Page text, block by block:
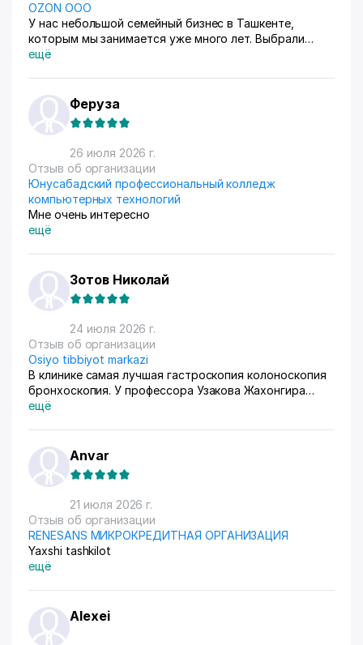
OZON ООО
У нас небольшой семейный бизнес в Ташкенте,
которым мы занимается уже много лет. Выбрали
схему ФБС, для нашего Узбекистана это пока
приема. Покупатели из рахных стран берут, из
России особенно много, узбекский хлопок там
любят) За продажами следим через приложение, оно
очень помогает все контролировать, да и удобное
само по себе
ещё
Феруза
26 июля 2026 г.
Отзыв об организации
Юнусабадский профессиональный колледж
компьютерных технологий
Мне очень интересно
ещё
Зотов Николай
24 июля 2026 г.
Отзыв об организации
Osiyo tibbiyot markazi
В клинике самая лучшая гастроскопия колоноскопия
бронхоскопия. У профессора Узакова Жахонгира
Низамовича.
ещё
Anvar
21 июля 2026 г.
Отзыв об организации
RENESANS МИКРОКРЕДИТНАЯ ОРГАНИЗАЦИЯ
Yaxshi tashkilot
ещё
Alexei